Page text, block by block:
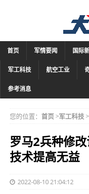
首页 军情要闻 国际
军工科技 航空工业
参考消息
您的位置： 首页>军工科技>
罗马2兵种修
技术提高无益
2022-08-10 21:04:12